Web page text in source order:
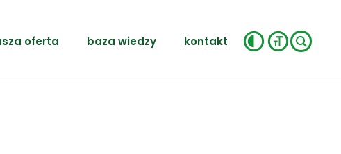
oferta baza wiedzy kontakt